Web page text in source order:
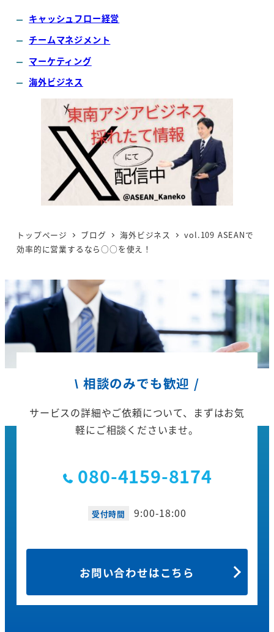
キャッシュフロー経営
チームマネジメント
マーケティング
海外ビジネス
トップページ ブログ 海外ビジネス
vol.109 ASEANで
効率的に営業するなら○○を使え！
\ 相談のみでも歓迎 /
サービスの詳細やご依頼について、
まずはお気
軽にご相談くださいませ。
080-4159-8174
受付時間 9:00-18:00
お問い合わせはこちら